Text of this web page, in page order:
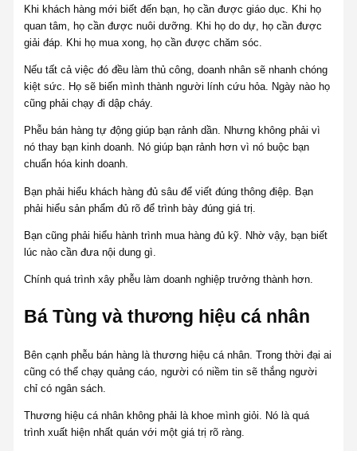
Khi khách hàng mới biết đến bạn, họ cần được giáo dục. Khi họ
quan tâm, họ cần được nuôi dưỡng. Khi họ do dự, họ cần được
giải đáp. Khi họ mua xong, họ cần được chăm sóc.
Nếu tất cả việc đó đều làm thủ công, doanh nhân sẽ nhanh chóng
kiệt sức. Họ sẽ biến mình thành người lính cứu hỏa. Ngày nào họ
cũng phải chạy đi dập cháy.
Phễu bán hàng tự động giúp bạn rảnh dần. Nhưng không phải vì
nó thay bạn kinh doanh. Nó giúp bạn rảnh hơn vì nó buộc bạn
chuẩn hóa kinh doanh.
Bạn phải hiểu khách hàng đủ sâu để viết đúng thông điệp. Bạn
phải hiểu sản phẩm đủ rõ để trình bày đúng giá trị.
Bạn cũng phải hiểu hành trình mua hàng đủ kỹ. Nhờ vậy, bạn biết
lúc nào cần đưa nội dung gì.
Chính quá trình xây phễu làm doanh nghiệp trưởng thành hơn.
Bá Tùng và thương hiệu cá nhân
Bên cạnh phễu bán hàng là thương hiệu cá nhân. Trong thời đại ai
cũng có thể chạy quảng cáo, người có niềm tin sẽ thắng người
chỉ có ngân sách.
Thương hiệu cá nhân không phải là khoe mình giỏi. Nó là quá
trình xuất hiện nhất quán với một giá trị rõ ràng.